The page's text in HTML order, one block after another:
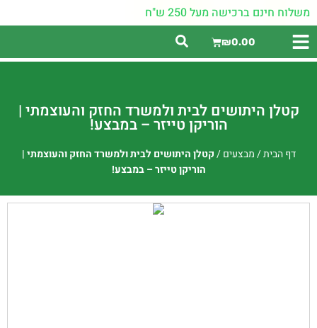
משלוח חינם ברכישה מעל 250 ש"ח
₪0.00
קטלן היתושים לבית ולמשרד החזק והעוצמתי |
הוריקן טייזר – במבצע!
דף הבית/מבצעים/קטלן היתושים לבית ולמשרד החזק והעוצמתי |
הוריקן טייזר – במבצע!